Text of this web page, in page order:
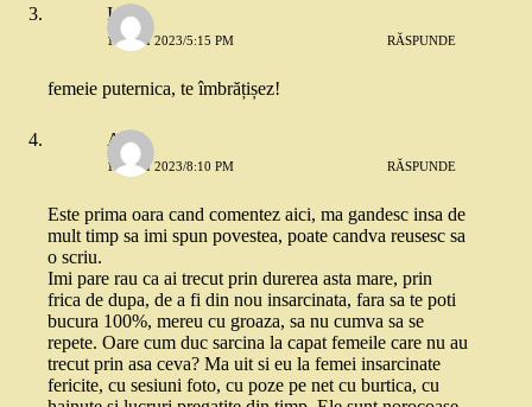
Ioana
10 MAI 2023/5:15 PM RĂSPUNDE
femeie puternica, te îmbrățișez!
Anne
10 MAI 2023/8:10 PM RĂSPUNDE
Este prima oara cand comentez aici, ma gandesc insa de
mult timp sa imi spun povestea, poate candva reusesc sa
o scriu.
Imi pare rau ca ai trecut prin durerea asta mare, prin
frica de dupa, de a fi din nou insarcinata, fara sa te poti
bucura 100%, mereu cu groaza, sa nu cumva sa se
repete. Oare cum duc sarcina la capat femeile care nu au
trecut prin asa ceva? Ma uit si eu la femei insarcinate
fericite, cu sesiuni foto, cu poze pe net cu burtica, cu